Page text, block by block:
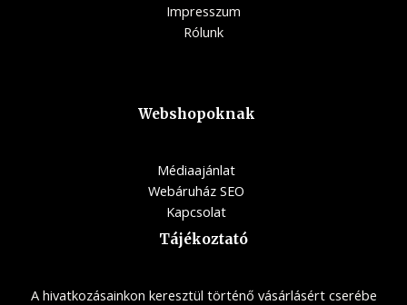
Impresszum
Rólunk
Webshopoknak
Médiaajánlat
Webáruház SEO
Kapcsolat
Tájékoztató
A hivatkozásainkon keresztül történő vásárlásért cserébe